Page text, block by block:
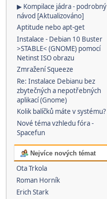
▶ Kompilace jádra - podrobný
návod [Aktualizováno]
Aptitude nebo apt-get
Instalace - Debian 10 Buster
>STABLE< (GNOME) pomocí
Netinst ISO obrazu
Zmražení Squeeze
Re: Instalace Debianu bez
zbytečných a nepotřebných
aplikací (Gnome)
Kolik balíčků máte v systému?
Nové téma vzhledu fóra -
Spacefun
Nejvíce nových témat
Ota Trkola
Roman Horník
Erich Stark